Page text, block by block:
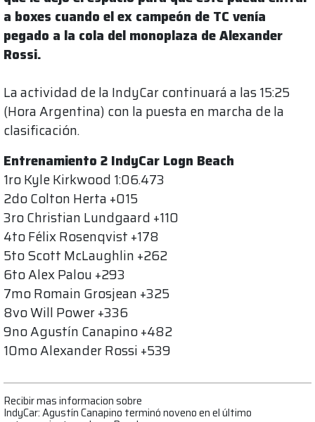
a boxes cuando el ex campeón de TC venía
pegado a la cola del monoplaza de Alexander
Rossi.
La actividad de la IndyCar continuará a las 15:25
(Hora Argentina) con la puesta en marcha de la
clasificación.
Entrenamiento 2 IndyCar Logn Beach
1ro Kyle Kirkwood 1:06.473
2do Colton Herta +015
3ro Christian Lundgaard +110
4to Félix Rosenqvist +178
5to Scott McLaughlin +262
6to Alex Palou +293
7mo Romain Grosjean +325
8vo Will Power +336
9no Agustín Canapino +482
10mo Alexander Rossi +539
Recibir mas informacion sobre
IndyCar: Agustín Canapino terminó noveno en el último